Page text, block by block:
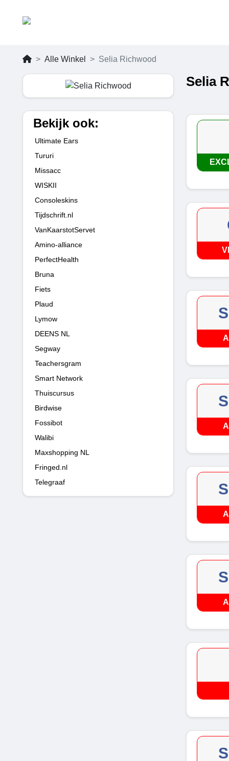
Alle Winkel Selia Richwood
Bekijk ook:
Ultimate Ears
Tururi
Missacc
WISKII
Consoleskins
Tijdschrift.nl
VanKaarstotServet
Amino-alliance
PerfectHealth
Bruna
Fiets
Plaud
Lymow
DEENS NL
Segway
Teachersgram
Smart Network
Thuiscursus
Birdwise
Fossibot
Walibi
Maxshopping NL
Fringed.nl
Telegraaf
Selia